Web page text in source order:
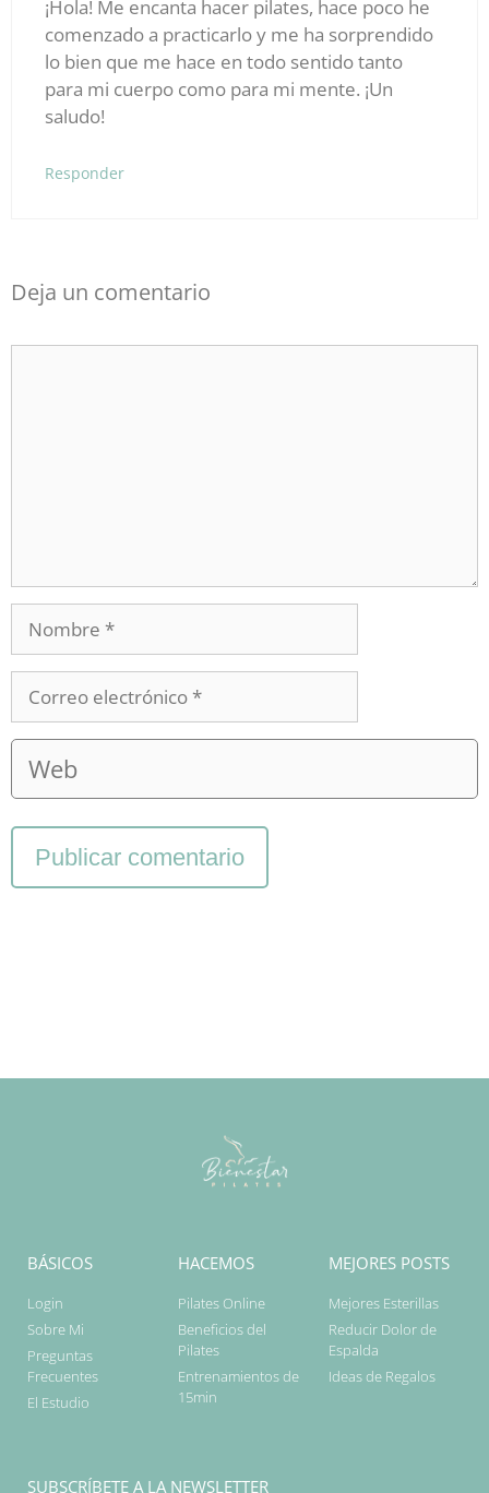
¡Hola! Me encanta hacer pilates, hace poco he
comenzado a practicarlo y me ha sorprendido
lo bien que me hace en todo sentido tanto
para mi cuerpo como para mi mente. ¡Un
saludo!
Responder
Deja un comentario
BÁSICOS
Login
Sobre Mi
Preguntas
Frecuentes
El Estudio
HACEMOS
Pilates Online
Beneficios del
Pilates
Entrenamientos de
15min
MEJORES POSTS
Mejores Esterillas
Reducir Dolor de
Espalda
Ideas de Regalos
SUBSCRÍBETE A LA NEWSLETTER